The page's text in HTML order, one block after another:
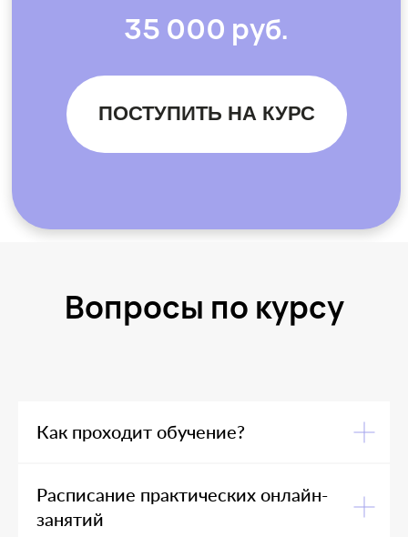
Вопросы по курсу
Как проходит обучение?
Расписание практических онлайн-
занятий